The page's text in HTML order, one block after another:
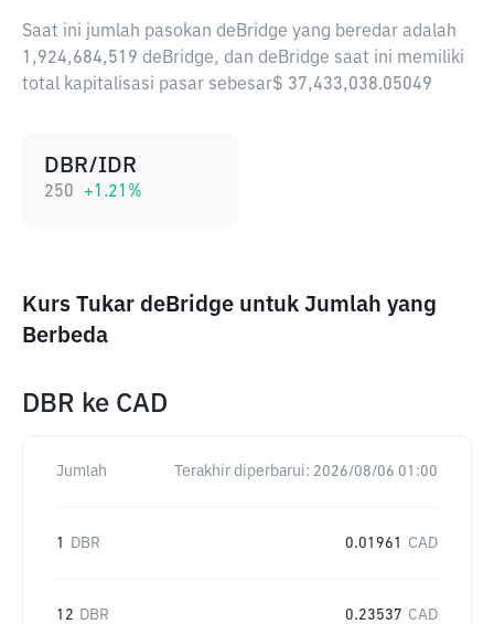
Saat ini jumlah pasokan deBridge yang beredar adalah
1,924,684,519 deBridge, dan deBridge saat ini memiliki
total kapitalisasi pasar sebesar$ 37,433,038.05049
DBR/IDR
250 +1.21 %
Kurs Tukar deBridge untuk Jumlah yang
Berbeda
DBR ke CAD
Jumlah Terakhir diperbarui: 2026/08/06 01:00
1 DBR 0.01961 CAD
12 DBR 0.23537 CAD